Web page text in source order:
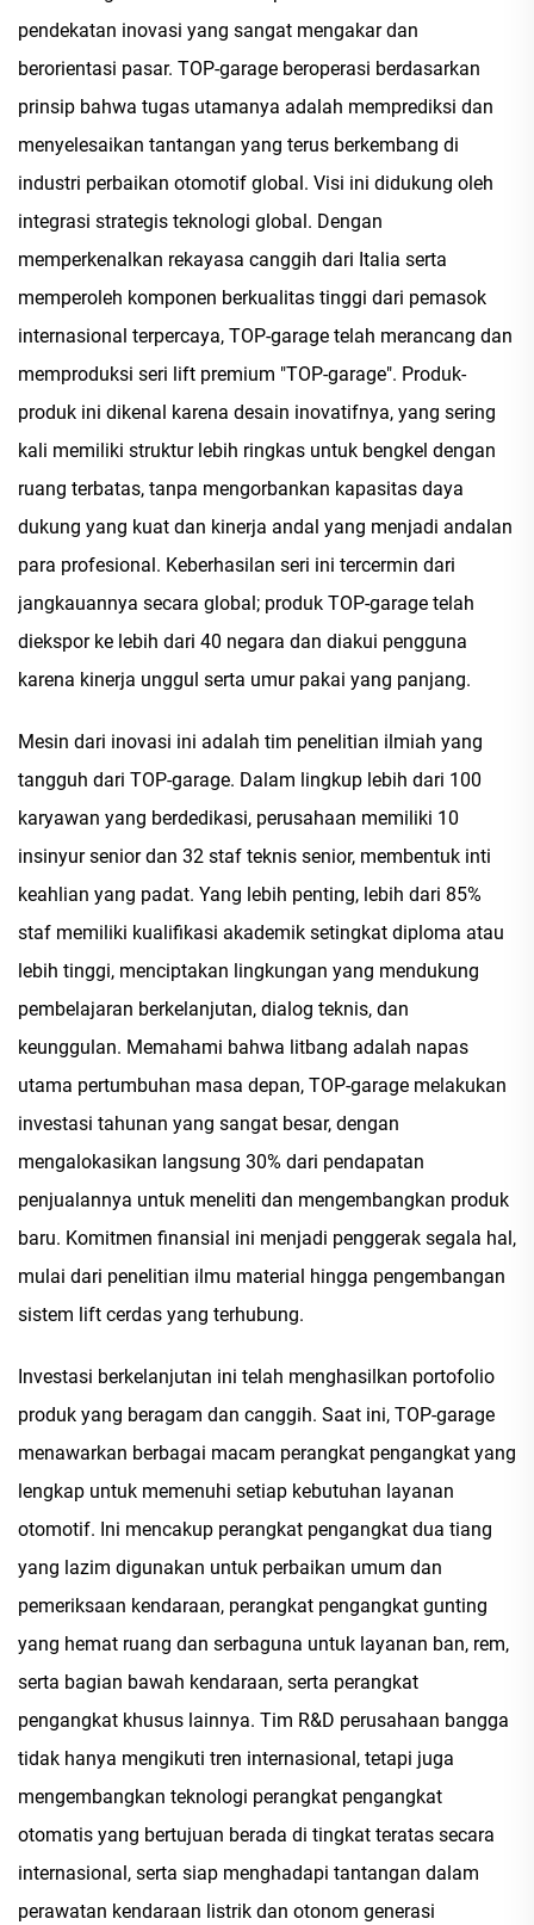
pendekatan inovasi yang sangat mengakar dan
berorientasi pasar. TOP-garage beroperasi berdasarkan
prinsip bahwa tugas utamanya adalah memprediksi dan
menyelesaikan tantangan yang terus berkembang di
industri perbaikan otomotif global. Visi ini didukung oleh
integrasi strategis teknologi global. Dengan
memperkenalkan rekayasa canggih dari Italia serta
memperoleh komponen berkualitas tinggi dari pemasok
internasional terpercaya, TOP-garage telah merancang dan
memproduksi seri lift premium "TOP-garage". Produk-
produk ini dikenal karena desain inovatifnya, yang sering
kali memiliki struktur lebih ringkas untuk bengkel dengan
ruang terbatas, tanpa mengorbankan kapasitas daya
dukung yang kuat dan kinerja andal yang menjadi andalan
para profesional. Keberhasilan seri ini tercermin dari
jangkauannya secara global; produk TOP-garage telah
diekspor ke lebih dari 40 negara dan diakui pengguna
karena kinerja unggul serta umur pakai yang panjang.
Mesin dari inovasi ini adalah tim penelitian ilmiah yang
tangguh dari TOP-garage. Dalam lingkup lebih dari 100
karyawan yang berdedikasi, perusahaan memiliki 10
insinyur senior dan 32 staf teknis senior, membentuk inti
keahlian yang padat. Yang lebih penting, lebih dari 85%
staf memiliki kualifikasi akademik setingkat diploma atau
lebih tinggi, menciptakan lingkungan yang mendukung
pembelajaran berkelanjutan, dialog teknis, dan
keunggulan. Memahami bahwa litbang adalah napas
utama pertumbuhan masa depan, TOP-garage melakukan
investasi tahunan yang sangat besar, dengan
mengalokasikan langsung 30% dari pendapatan
penjualannya untuk meneliti dan mengembangkan produk
baru. Komitmen finansial ini menjadi penggerak segala hal,
mulai dari penelitian ilmu material hingga pengembangan
sistem lift cerdas yang terhubung.
Investasi berkelanjutan ini telah menghasilkan portofolio
produk yang beragam dan canggih. Saat ini, TOP-garage
menawarkan berbagai macam perangkat pengangkat yang
lengkap untuk memenuhi setiap kebutuhan layanan
otomotif. Ini mencakup perangkat pengangkat dua tiang
yang lazim digunakan untuk perbaikan umum dan
pemeriksaan kendaraan, perangkat pengangkat gunting
yang hemat ruang dan serbaguna untuk layanan ban, rem,
serta bagian bawah kendaraan, serta perangkat
pengangkat khusus lainnya. Tim R&D perusahaan bangga
tidak hanya mengikuti tren internasional, tetapi juga
mengembangkan teknologi perangkat pengangkat
otomatis yang bertujuan berada di tingkat teratas secara
internasional, serta siap menghadapi tantangan dalam
perawatan kendaraan listrik dan otonom generasi